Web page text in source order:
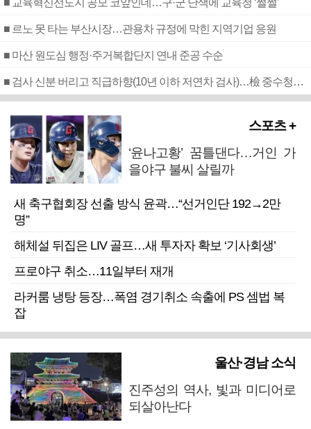
■ 교육혁신선도지 공모 코앞인데…구·군 난색에 교육청 ‘쩔쩔’
■ 르노 못 타는 부산시장…관용차 규정에 막힌 지역기업 응원
■ 마산 원도심 행정·주거복합단지 연내 준공 수순
■ 검사 신분 버리고 직급하향(10년 이하 저연차 검사)…檢 중수청행 기피
스포츠 +
‘윤나고황’ 꿈틀댄다…거인 가
을야구 불씨 살릴까
새 축구협회장 선출 방식 윤곽…“선거인단 192→2만
명”
해체설 뒤집은 LIV 골프…새 투자자 확보 ‘기사회생’
프로야구 취소…11일부터 재개
라커룸 냉탕 등장…폭염 경기취소 속출에 PS 셈법 복
잡
울산·경남 소식
진주성의 역사, 빛과 미디어로
되살아난다